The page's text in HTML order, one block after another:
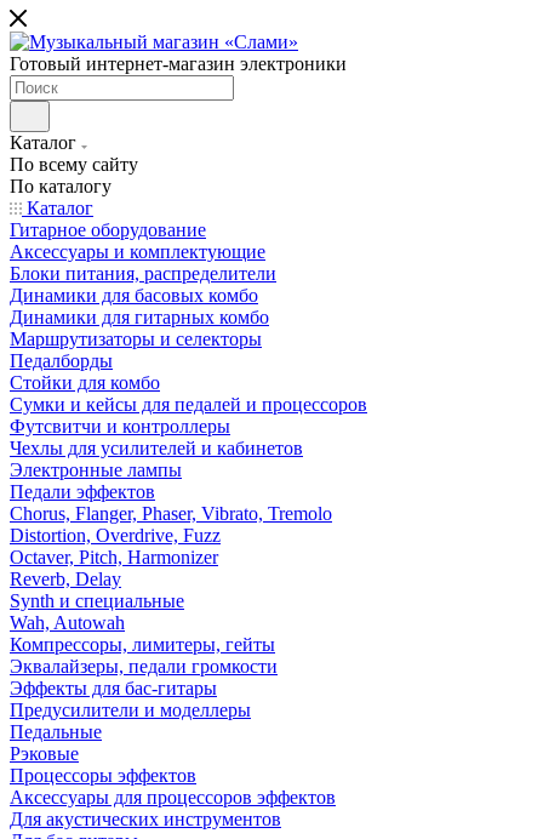
Готовый интернет-магазин электроники
Каталог
По всему сайту
По каталогу
Каталог
Гитарное оборудование
Аксессуары и комплектующие
Блоки питания, распределители
Динамики для басовых комбо
Динамики для гитарных комбо
Маршрутизаторы и селекторы
Педалборды
Стойки для комбо
Сумки и кейсы для педалей и процессоров
Футсвитчи и контроллеры
Чехлы для усилителей и кабинетов
Электронные лампы
Педали эффектов
Chorus, Flanger, Phaser, Vibrato, Tremolo
Distortion, Overdrive, Fuzz
Octaver, Pitch, Harmonizer
Reverb, Delay
Synth и специальные
Wah, Autowah
Компрессоры, лимитеры, гейты
Эквалайзеры, педали громкости
Эффекты для бас-гитары
Предусилители и моделлеры
Педальные
Рэковые
Процессоры эффектов
Аксессуары для процессоров эффектов
Для акустических инструментов